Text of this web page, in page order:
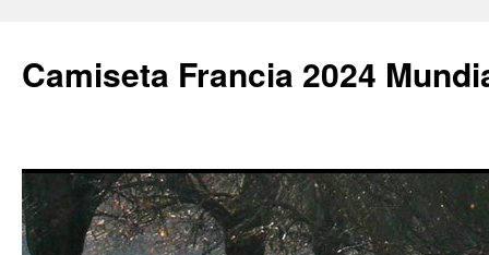
Camiseta Francia 2024